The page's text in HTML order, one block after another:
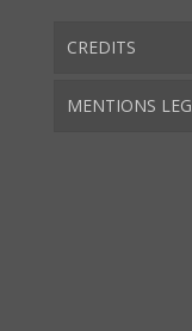
CREDITS
MENTIONS